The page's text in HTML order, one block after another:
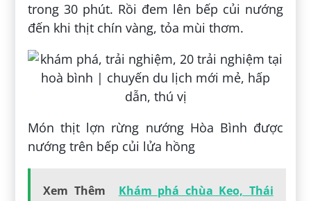
trong 30 phút. Rồi đem lên bếp củi nướng
đến khi thịt chín vàng, tỏa mùi thơm.
Món thịt lợn rừng nướng Hòa Bình được
nướng trên bếp củi lửa hồng
Xem Thêm
Khám phá chùa Keo, Thái